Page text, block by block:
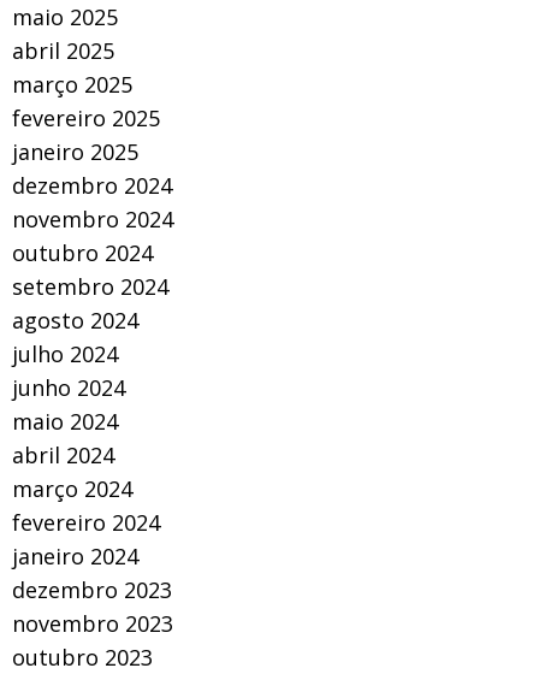
maio 2025
abril 2025
março 2025
fevereiro 2025
janeiro 2025
dezembro 2024
novembro 2024
outubro 2024
setembro 2024
agosto 2024
julho 2024
junho 2024
maio 2024
abril 2024
março 2024
fevereiro 2024
janeiro 2024
dezembro 2023
novembro 2023
outubro 2023